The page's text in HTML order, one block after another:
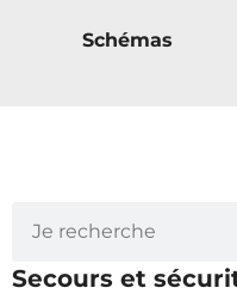
Schémas
Secours et